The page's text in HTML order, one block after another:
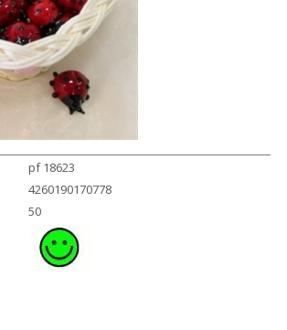
pf 18623
4260190170778
50